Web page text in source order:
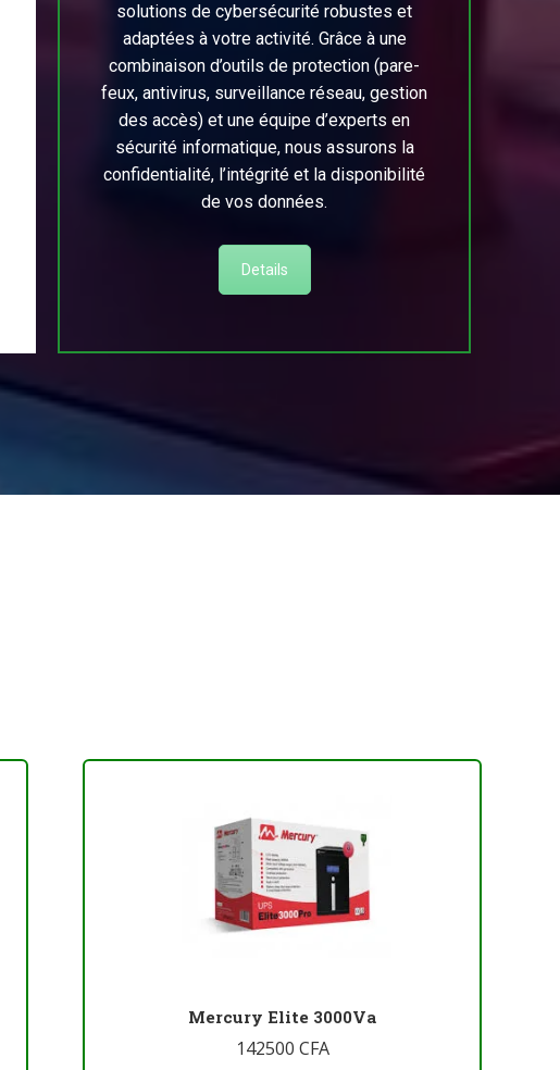
solutions de cybersécurité robustes et
adaptées à votre activité. Grâce à une
combinaison d’outils de protection (pare-
feux, antivirus, surveillance réseau, gestion
des accès) et une équipe d’experts en
sécurité informatique, nous assurons la
confidentialité, l’intégrité et la disponibilité
de vos données.
Details
Mercury Elite 3000Va
142500 CFA